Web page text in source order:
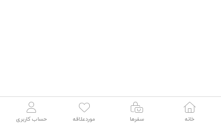
خانه سفرها موردعلاقه حساب کاربری